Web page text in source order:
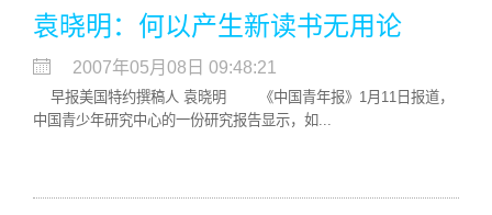
袁晓明：何以产生新读书无用论
2007年05月08日 09:48:21
早报美国特约撰稿人 袁晓明 《中国青年报》1月11日报道，
中国青少年研究中心的一份研究报告显示，如...